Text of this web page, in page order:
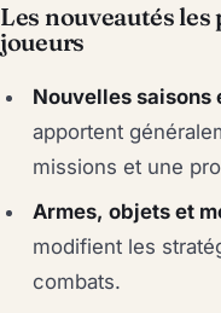
Les nouveautés
joueurs
Nouvelles saisons
apportent
missions et une
Armes, objets et
modifient les
combats.